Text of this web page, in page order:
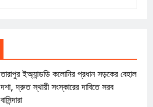
তারাপুর ইঅ্যান্ডডি কলোনির প্রধান সড়কের বেহাল
দশা, দ্রুত স্থায়ী সংস্কারের দাবিতে সরব
বাসিন্দারা